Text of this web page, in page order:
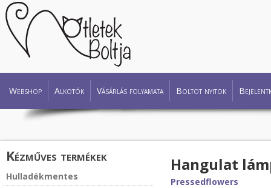
Webshop Alkotók Vásárlás folyamata Boltot nyitok
Kézműves termékek
Hulladékmentes
Hangulat
Pressedflowers